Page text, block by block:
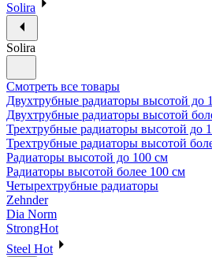
Solira
Solira
Смотреть все товары
Двухтрубные радиаторы высотой до
Двухтрубные радиаторы высотой
Трехтрубные радиаторы высотой до
Трехтрубные радиаторы высотой
Радиаторы высотой до 100 см
Радиаторы высотой более 100 см
Четырехтрубные радиаторы
Zehnder
Dia Norm
StrongHot
Steel Hot